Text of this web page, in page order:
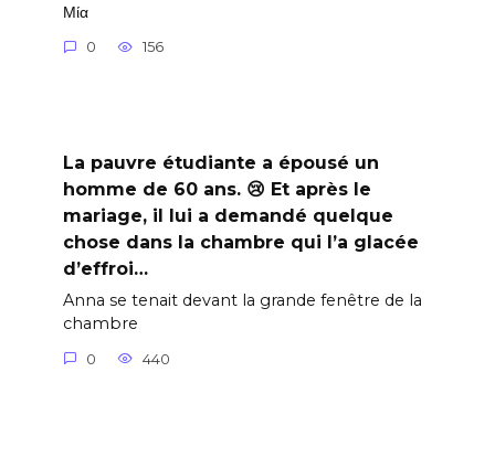
Μία
0 156
La pauvre étudiante a épousé un
homme de 60 ans. 😢 Et après le
mariage, il lui a demandé quelque
chose dans la chambre qui l’a glacée
d’effroi…
Anna se tenait devant la grande fenêtre de la
chambre
0 440